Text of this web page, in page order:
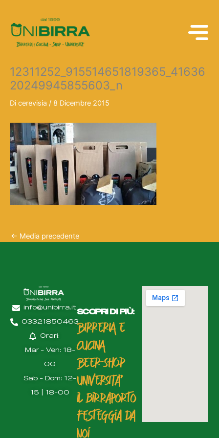
contenuto
12311252_915514651819365_41636
20249945855603_n
Di cerevisia / 8 Dicembre 2015
← Media precedente
info@unibirra.it
03321850463
Orari:
Mar - Ven: 18-
00
Sab - Dom: 12-
15 | 18-00
SCOPRI DI PIÙ:
BIRRERIA E
CUCINA
BEER-SHOP
UNIVERSITà'
il birraporto
festeggia da
noi